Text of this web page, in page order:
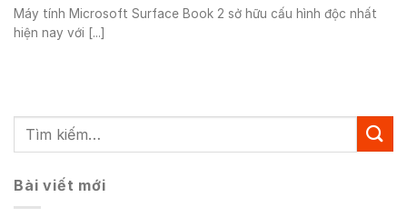
Máy tính Microsoft Surface Book 2 sở hữu cấu hình độc nhất
hiện nay với [...]
Bài viết mới